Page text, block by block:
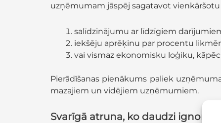
uzņēmumam jāspēj sagatavot
salīdzinājumu ar līdzīgiem
iekšēju aprēķinu par procentu
vai vismaz ekonomisku loģiku,
Pierādīšanas pienākums paliek
mazajiem un vidējiem uzņēmumiem.
Svarīgā atruna, ko daudzi ignorē